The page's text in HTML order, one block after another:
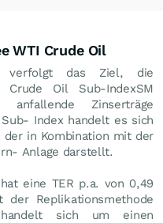
WTI Crude Oil
verfolgt das Ziel, die
Crude Oil Sub-IndexSM
Zinserträge
Index handelt es sich
in Kombination mit der
Anlage darstellt.
eine TER p.a. von 0,49
Replikationsmethode
sich um einen